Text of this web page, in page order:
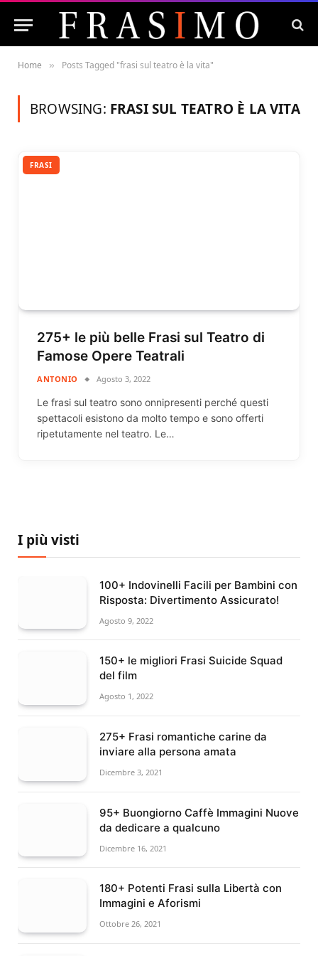
Home » Posts Tagged "frasi sul teatro è la vita"
BROWSING: FRASI SUL TEATRO È LA VITA
FRASI
275+ le più belle Frasi sul Teatro di
Famose Opere Teatrali
ANTONIO Agosto 3, 2022
Le frasi sul teatro sono onnipresenti perché questi
spettacoli esistono da molto tempo e sono offerti
ripetutamente nel teatro. Le…
I più visti
100+ Indovinelli Facili per Bambini con
Risposta: Divertimento Assicurato!
Agosto 9, 2022
150+ le migliori Frasi Suicide Squad
del film
Agosto 1, 2022
275+ Frasi romantiche carine da
inviare alla persona amata
Dicembre 3, 2021
95+ Buongiorno Caffè Immagini Nuove
da dedicare a qualcuno
Dicembre 16, 2021
180+ Potenti Frasi sulla Libertà con
Immagini e Aforismi
Ottobre 26, 2021